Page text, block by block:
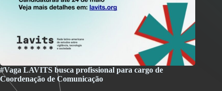
#Vaga LAVITS busca profissional para cargo de
Coordenação de Comunicação